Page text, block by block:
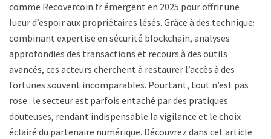
comme Recovercoin.fr émergent en 2025 pour offrir une
lueur d’espoir aux propriétaires lésés. Grâce à des techniques
combinant expertise en sécurité blockchain, analyses
approfondies des transactions et recours à des outils
avancés, ces acteurs cherchent à restaurer l’accès à des
fortunes souvent incomparables. Pourtant, tout n’est pas
rose : le secteur est parfois entaché par des pratiques
douteuses, rendant indispensable la vigilance et le choix
éclairé du partenaire numérique. Découvrez dans cet article